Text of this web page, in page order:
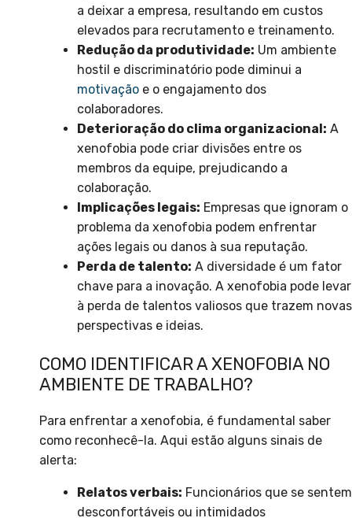
a deixar a empresa, resultando em custos
elevados para recrutamento e treinamento.
Redução da produtividade: Um ambiente
hostil e discriminatório pode diminui a
motivação e o engajamento dos
colaboradores.
Deterioração do clima organizacional: A
xenofobia pode criar divisões entre os
membros da equipe, prejudicando a
colaboração.
Implicações legais: Empresas que ignoram o
problema da xenofobia podem enfrentar
ações legais ou danos à sua reputação.
Perda de talento: A diversidade é um fator
chave para a inovação. A xenofobia pode levar
à perda de talentos valiosos que trazem novas
perspectivas e ideias.
COMO IDENTIFICAR A XENOFOBIA NO
AMBIENTE DE TRABALHO?
Para enfrentar a xenofobia, é fundamental saber
como reconhecê-la. Aqui estão alguns sinais de
alerta:
Relatos verbais: Funcionários que se sentem
desconfortáveis ou intimidados